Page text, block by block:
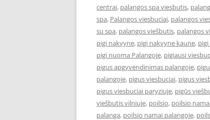
centrai, palangos spa viesbutis,
spa, Palangos viesbuciai, palangos
su spa, palangos viešbutis, palangos
pigi nakvyne, pigi nakvyne kaune,
pigi nuoma Palangoje, pigiausi
pigus apgyvendinimas palangoje,
palangoje, pigus viesbuciai, pigus
pigus viesbuciai paryziuje, pigūs
viešbutis vilniuje, poilsio, poilsio
palanga, poilsio namai palangoje,